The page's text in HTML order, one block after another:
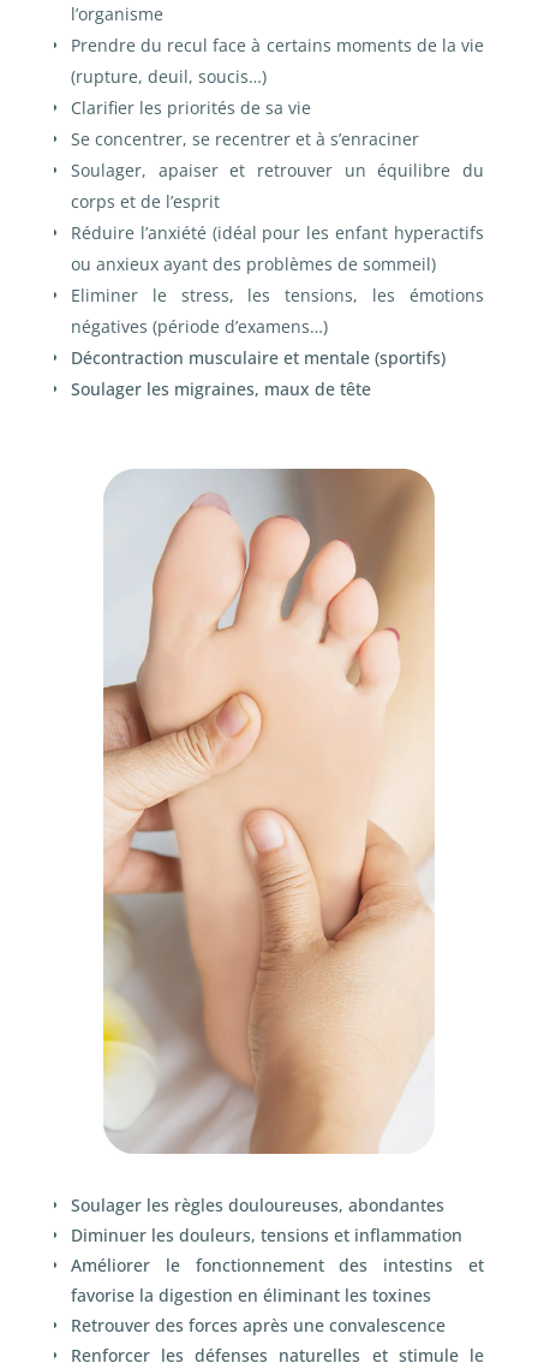
l’organisme
Prendre du recul face à certains moments de la vie
(rupture, deuil, soucis…)
Clarifier les priorités de sa vie
Se concentrer, se recentrer et à s’enraciner
Soulager, apaiser et retrouver un équilibre du
corps et de l’esprit
Réduire l’anxiété (idéal pour les enfant hyperactifs
ou anxieux ayant des problèmes de sommeil)
Eliminer le stress, les tensions, les émotions
négatives (période d’examens…)
Décontraction musculaire et mentale (sportifs)
Soulager les migraines, maux de tête
Soulager les règles douloureuses, abondantes
Diminuer les douleurs, tensions et inflammation
Améliorer le fonctionnement des intestins et
favorise la digestion en éliminant les toxines
Retrouver des forces après une convalescence
Renforcer les défenses naturelles et stimule le